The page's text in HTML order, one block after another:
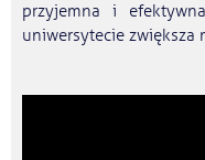
przyjemna i
uniwersytecie zwiększa